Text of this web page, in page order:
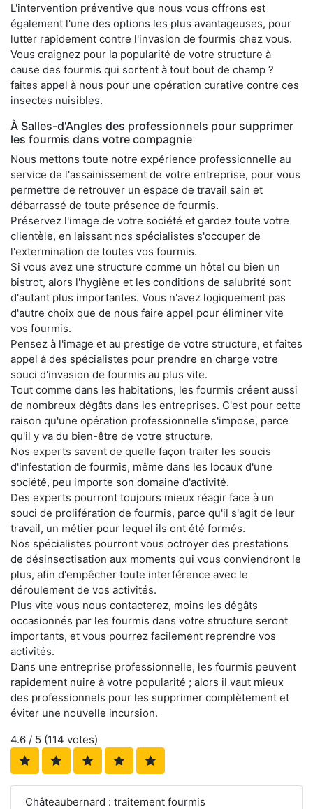
L'intervention préventive que nous vous offrons est
également l'une des options les plus avantageuses, pour
lutter rapidement contre l'invasion de fourmis chez vous.
Vous craignez pour la popularité de votre structure à
cause des fourmis qui sortent à tout bout de champ ?
faites appel à nous pour une opération curative contre ces
insectes nuisibles.
À Salles-d'Angles des professionnels pour supprimer
les fourmis dans votre compagnie
Nous mettons toute notre expérience professionnelle au
service de l'assainissement de votre entreprise, pour vous
permettre de retrouver un espace de travail sain et
débarrassé de toute présence de fourmis.
Préservez l'image de votre société et gardez toute votre
clientèle, en laissant nos spécialistes s'occuper de
l'extermination de toutes vos fourmis.
Si vous avez une structure comme un hôtel ou bien un
bistrot, alors l'hygiène et les conditions de salubrité sont
d'autant plus importantes. Vous n'avez logiquement pas
d'autre choix que de nous faire appel pour éliminer vite
vos fourmis.
Pensez à l'image et au prestige de votre structure, et faites
appel à des spécialistes pour prendre en charge votre
souci d'invasion de fourmis au plus vite.
Tout comme dans les habitations, les fourmis créent aussi
de nombreux dégâts dans les entreprises. C'est pour cette
raison qu'une opération professionnelle s'impose, parce
qu'il y va du bien-être de votre structure.
Nos experts savent de quelle façon traiter les soucis
d'infestation de fourmis, même dans les locaux d'une
société, peu importe son domaine d'activité.
Des experts pourront toujours mieux réagir face à un
souci de prolifération de fourmis, parce qu'il s'agit de leur
travail, un métier pour lequel ils ont été formés.
Nos spécialistes pourront vous octroyer des prestations
de désinsectisation aux moments qui vous conviendront le
plus, afin d'empêcher toute interférence avec le
déroulement de vos activités.
Plus vite vous nous contacterez, moins les dégâts
occasionnés par les fourmis dans votre structure seront
importants, et vous pourrez facilement reprendre vos
activités.
Dans une entreprise professionnelle, les fourmis peuvent
rapidement nuire à votre popularité ; alors il vaut mieux
des professionnels pour les supprimer complètement et
éviter une nouvelle incursion.
4.6 / 5 (114 votes)
Châteaubernard : traitement fourmis